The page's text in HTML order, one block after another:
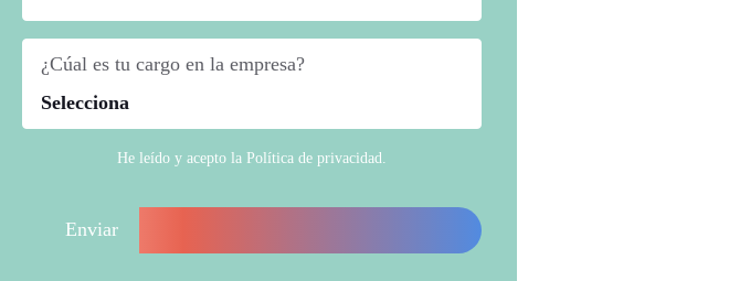
¿Cúal es tu cargo en la empresa?
He leído y acepto la Política de privacidad.